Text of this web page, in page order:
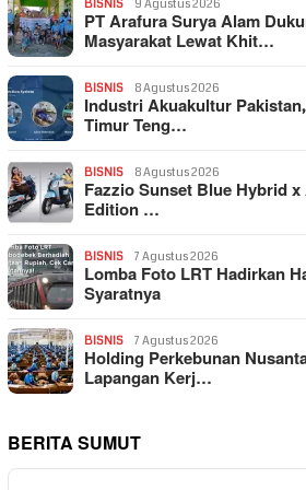
BISNIS 9 Agustus 2026
PT Arafura Surya Alam
Masyarakat Lewat Khit…
BISNIS 8 Agustus 2026
Industri Akuakultur
Timur Teng…
BISNIS 8 Agustus 2026
Fazzio Sunset Blue Hybrid
Edition …
BISNIS 7 Agustus 2026
Lomba Foto LRT Hadirkan
Syaratnya
BISNIS 7 Agustus 2026
Holding Perkebunan
Lapangan Kerj…
BERITA SUMUT